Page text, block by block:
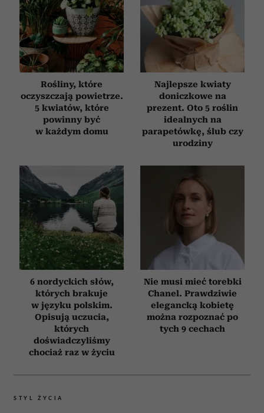
analizować ruch w naszej witrynie. Informacje o tym, jak
korzystasz z naszej witryny, udostępniamy partnerom
społecznościowym, reklamowym i analitycznym.
Partnerzy mogą połączyć te informacje z innymi danymi
otrzymanymi od Ciebie lub uzyskanymi podczas
korzystania z ich usług.
Rośliny, które
oczyszczają powietrze.
5 kwiatów, które
powinny być
w każdym domu
Najlepsze kwiaty
doniczkowe na
prezent. Oto 5 roślin
idealnych na
parapetówkę, ślub czy
urodziny
6 nordyckich słów,
których brakuje
w języku polskim.
Opisują uczucia,
których
doświadczyliśmy
chociaż raz w życiu
Nie musi mieć torebki
Chanel. Prawdziwie
elegancką kobietę
można rozpoznać po
tych 9 cechach
STYL ŻYCIA